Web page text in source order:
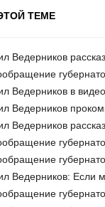
ТЕМЕ
Ведерников
Ведерников в
Ведерников
Ведерников
Ведерников: Если